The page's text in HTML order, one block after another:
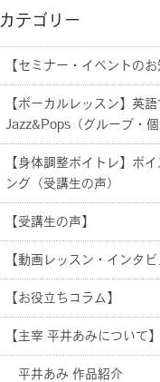
カテゴリー
【セミナー・イベントのお
【ボーカルレッスン】英語
Jazz&Pops（グループ・個
【身体調整ボイトレ】ボ
ング（受講生の声）
【受講生の声】
【動画レッスン・インタビ
【お役立ちコラム】
【主宰 平井あみについて】
平井あみ 作品紹介